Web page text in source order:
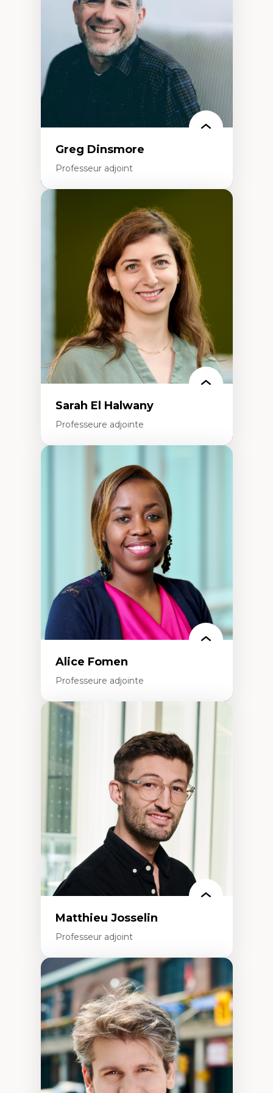
formation à l’enseignement
Littératie et didactique du français
Éducation inclusive
Formation à l’enseignement en contexte
francophone minoritaire
Identité linguistique et culturelle
Recherche-action et approches
participatives
Leadership éducatif et pratiques réflexives
Éducation durable et bien-être en
Greg Dinsmore
Professeur adjoint
Fragmentation des auditoires médiatiques
Analyse multi-plateforme des auditoires
médiatiques
Analyse des comportements numériques à
travers les données massives et l’IA
Recherche quantitative et qualitative sur
les auditoires médiatiques
Épistémologie des techniques de recherche
numérique et l’IA
Théorie des droits de la personne
La pensée politique d’Hannah Arendt
La pensée politique à l’ère numérique
Justice internationale et normes
internationales
Sarah El Halwany
Professeure adjointe
Les apports pédagogiques des théories de
l'affect, du posthumanisme, du féminisme
dans l'éducation aux sciences
L'apprentissage des sciences/STIM dans une
perspective socioécologique de care
L’insertion professionnelle des
enseignant.e.s
Alice Fomen
Professeure adjointe
Expertises
Acceptabilité, acceptation et adoption des
technologies
Technologies d'apprentissage innovantes
Insertion professionnelle du nouveau
personnel enseignant
Construction identitaire en milieu
minoritaire francophone
Technologies éducatives pour la formation
continue
Matthieu Josselin
Professeur adjoint
Expertises
Ethnographie critique des environnements
d’apprentissage des étudiant.e.s
Approche transdisciplinaire des
compétences socioaffectives et
interculturelles
Didactique des langues secondes et
compétence pragmatique
Andragogie
Méthodologies de recherche qualitative